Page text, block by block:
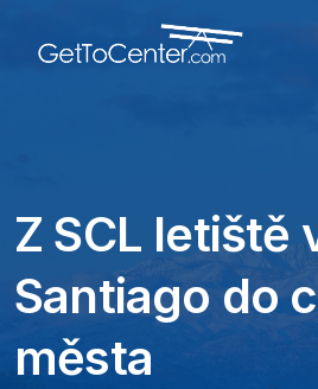
Z SCL letiště
Santiago do
města